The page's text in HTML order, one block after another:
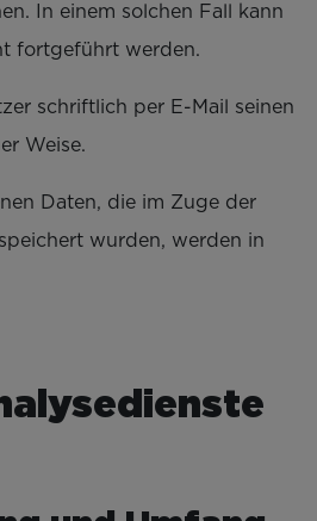
In einem solchen Fall kann
fortgeführt werden.
schriftlich per E-Mail seinen
Weise.
Daten, die im Zuge der
wurden, werden in